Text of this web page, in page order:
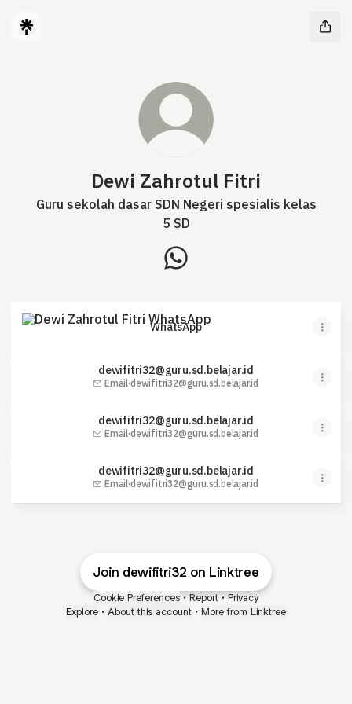
Dewi Zahrotul Fitri
Guru sekolah dasar SDN Negeri spesialis kelas
5 SD
WhatsApp
dewifitri32@guru.sd.belajar.id
Email·dewifitri32@guru.sd.belajar.id
dewifitri32@guru.sd.belajar.id
Email·dewifitri32@guru.sd.belajar.id
dewifitri32@guru.sd.belajar.id
Email·dewifitri32@guru.sd.belajar.id
Join dewifitri32 on Linktree
Cookie Preferences • Report • Privacy
Explore • About this account • More from Linktree